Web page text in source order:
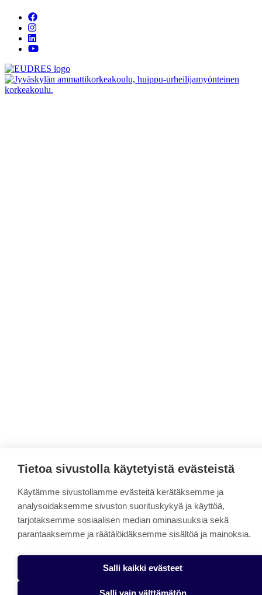
Tietoa sivustolla käytetyistä evästeistä
Käytämme sivustollamme evästeitä kerätäksemme ja
analysoidaksemme sivuston suorituskykyä ja käyttöä,
tarjotaksemme sosiaalisen median ominaisuuksia sekä
parantaaksemme ja räätälöidäksemme sisältöä ja mainoksia.
Salli kaikki evästeet
Salli vain välttämätön